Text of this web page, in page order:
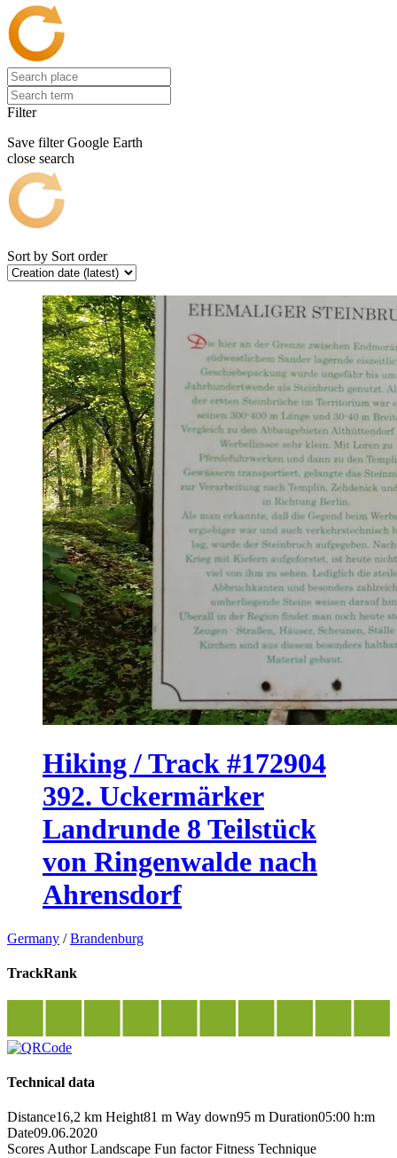
Filter
Save filter Google Earth
close search
Sort by Sort order
Hiking / Track #172904
392. Uckermärker
Landrunde 8 Teilstück
von Ringenwalde nach
Ahrensdorf
Germany /Brandenburg
TrackRank
Technical data
Distance16,2 km Height81 m Way down95 m Duration05:00 h:m
Date09.06.2020
Scores Author Landscape Fun factor Fitness Technique